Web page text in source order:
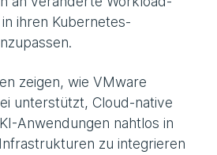
ihren Kubernetes-
zeigen, wie VMware
unterstützt, Cloud-native
Anwendungen nahtlos in
zu integrieren